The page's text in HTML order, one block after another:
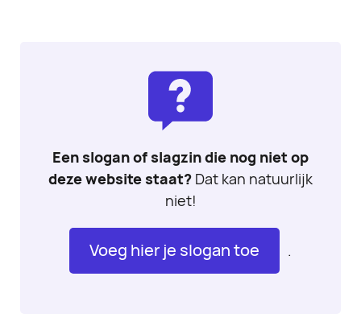
Een slogan of slagzin die nog niet op
deze website staat? Dat kan natuurlijk
niet!
Voeg hier je slogan toe .